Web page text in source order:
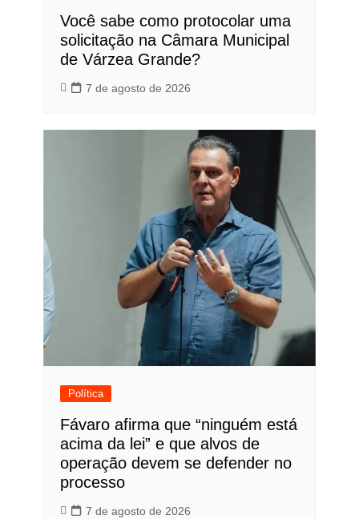
Você sabe como protocolar uma
solicitação na Câmara Municipal
de Várzea Grande?
7 de agosto de 2026
Política
Fávaro afirma que “ninguém está
acima da lei” e que alvos de
operação devem se defender no
processo
7 de agosto de 2026